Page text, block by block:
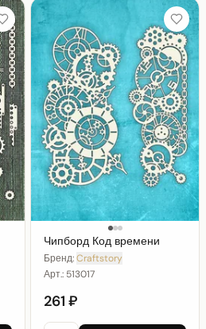
Чипборд Код времени
Бренд:Craftstory
Арт.: 513017
261 ₽